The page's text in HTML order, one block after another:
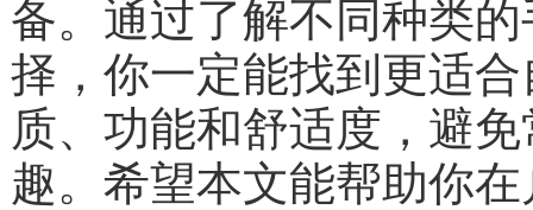
备。通过了解不同种类
择，你一定能
质、功能和舒适度，避
趣。 希望本文能帮助你